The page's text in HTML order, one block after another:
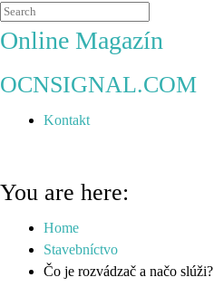
Online Magazín
OCNSIGNAL.COM
Kontakt
You are here:
Home
Stavebníctvo
Čo je rozvádzač a načo slúži?